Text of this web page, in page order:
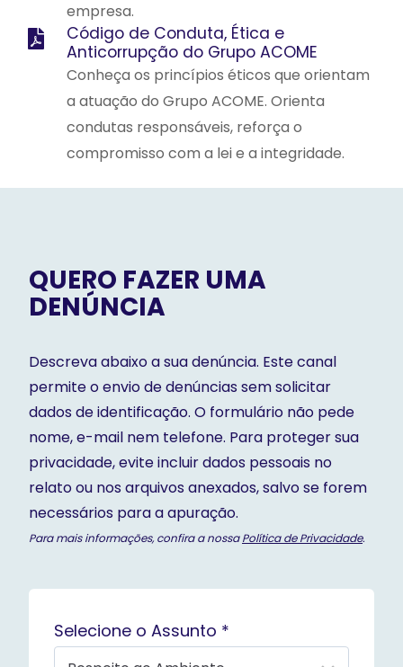
empresa.
Código de Conduta, Ética e
Anticorrupção do Grupo ACOME
Conheça os princípios éticos que orientam
a atuação do Grupo ACOME. Orienta
condutas responsáveis, reforça o
compromisso com a lei e a integridade.
QUERO FAZER UMA
DENÚNCIA
Descreva abaixo a sua denúncia. Este canal
permite o envio de denúncias sem solicitar
dados de identificação. O formulário não pede
nome, e-mail nem telefone. Para proteger sua
privacidade, evite incluir dados pessoais no
relato ou nos arquivos anexados, salvo se forem
necessários para a apuração.
Para mais informações, confira a nossaPolítica de Privacidade.
Selecione o Assunto *